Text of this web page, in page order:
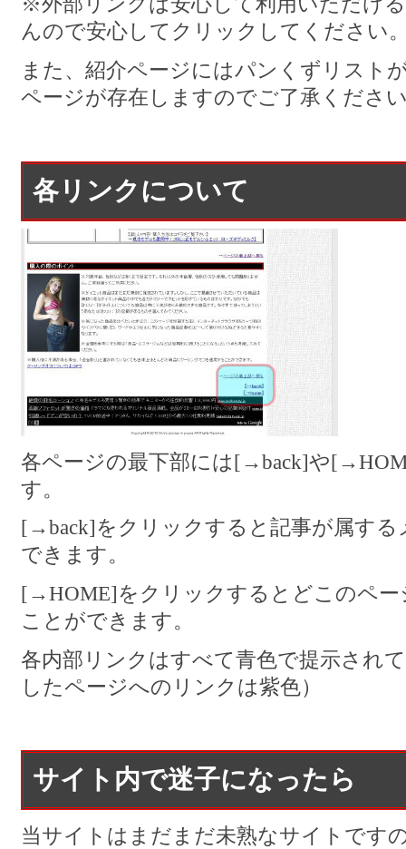
んので安心してクリックしてください
また、紹介ページにはパンくずリスト
ページが存在しますのでご了承くださ
各リンクについて
各ページの最下部には[→back]や
す。
[→back]をクリックすると記事が属す
できます。
[→HOME]をクリックするとどこのペー
ことができます。
各内部リンクはすべて青色で提示され
したページへのリンクは紫色）
サイト内で迷子になったら
当サイトはまだまだ未熟なサイトです